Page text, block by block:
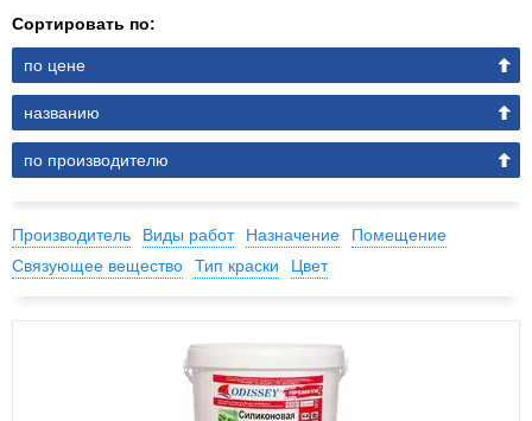
Сортировать по:
по цене
названию
по производителю
Производитель Виды работ Назначение
Помещение
Связующее вещество
Тип краски Цвет